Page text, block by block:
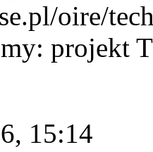
oire/
projekt
15:14